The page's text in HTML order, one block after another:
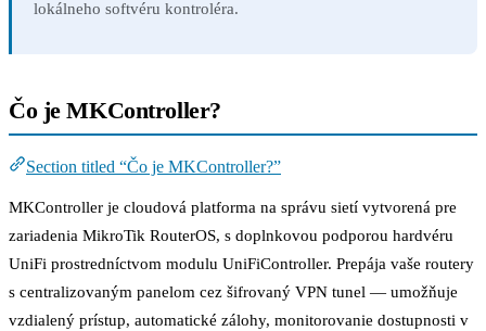
lokálneho softvéru kontroléra.
Čo je MKController?
Section titled “Čo je MKController?”
MKController je cloudová platforma na správu sietí vytvorená pre
zariadenia MikroTik RouterOS, s doplnkovou podporou hardvéru
UniFi prostredníctvom modulu UniFiController. Prepája vaše routery
s centralizovaným panelom cez šifrovaný VPN tunel — umožňuje
vzdialený prístup, automatické zálohy, monitorovanie dostupnosti v